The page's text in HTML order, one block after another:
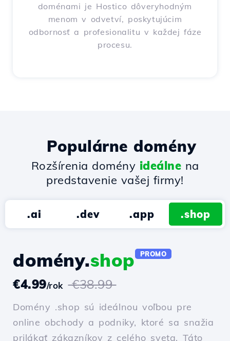
doménami je Hostico dôveryhodným
menom v odvetví, poskytujúcim
odbornosť a profesionalitu v každej fáze
procesu.
Populárne domény
Rozšírenia domény ideálne na
predstavenie vašej firmy!
.ai .dev .app .shop
domény.shop PROMO
€4.99/rok €38.99
Domény .shop sú ideálnou voľbou pre
online obchody a podniky, ktoré sa snažia
prilákať zákazníkov z celého sveta. Táto